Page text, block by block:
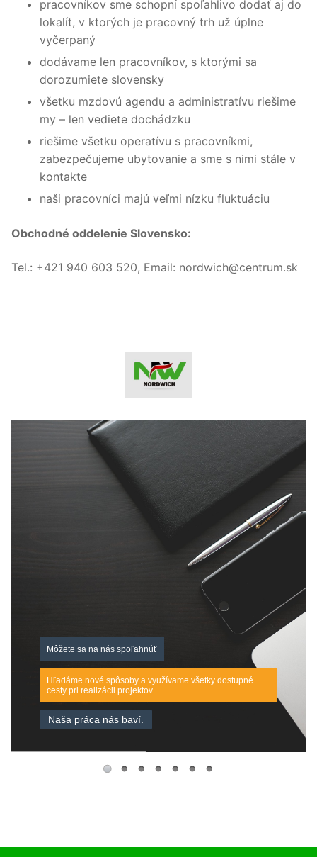
pracovníkov sme schopní spoľahlivo dodať aj do
lokalít, v ktorých je pracovný trh už úplne
vyčerpaný
dodávame len pracovníkov, s ktorými sa
dorozumiete slovensky
všetku mzdovú agendu a administratívu riešime
my – len vediete dochádzku
riešime všetku operatívu s pracovníkmi,
zabezpečujeme ubytovanie a sme s nimi stále v
kontakte
naši pracovníci majú veľmi nízku fluktuáciu
Obchodné oddelenie Slovensko:
Tel.: +421 940 603 520, Email: nordwich@centrum.sk
Môžete sa na nás spoľahnúť
Hľadáme nové spôsoby a využívame všetky dostupné
cesty pri realizácii projektov.
Naša práca nás baví.